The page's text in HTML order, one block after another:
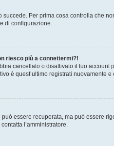
Per prima cosa controlla che
di configurazione.
riesco più a connettermi?!
cancellato o disattivato il tuo
è quest’ultimo registrati nuovamente
essere recuperata, ma può essere
l’amministratore.